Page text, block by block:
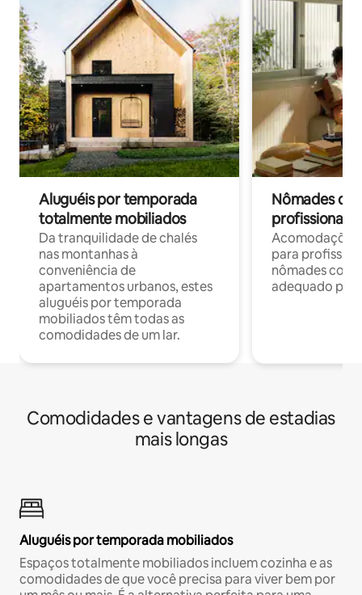
Aluguéis por temporada
totalmente mobiliados
Da tranquilidade de chalés
nas montanhas à
conveniência de
apartamentos urbanos, estes
aluguéis por temporada
mobiliados têm todas as
comodidades de um lar.
Nômades
profissionais
para
nômades com
adequado
Comodidades e vantagens de estadias
mais longas
Aluguéis por temporada mobiliados
Espaços totalmente mobiliados incluem cozinha e as
comodidades de que você precisa para viver bem por